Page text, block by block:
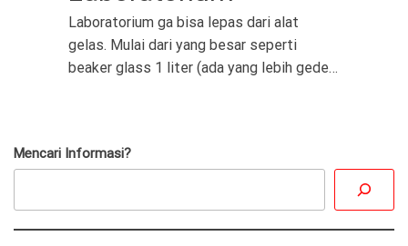
Laboratorium ga bisa lepas dari alat
gelas. Mulai dari yang besar seperti
beaker glass 1 liter (ada yang lebih gede…
Mencari Informasi?